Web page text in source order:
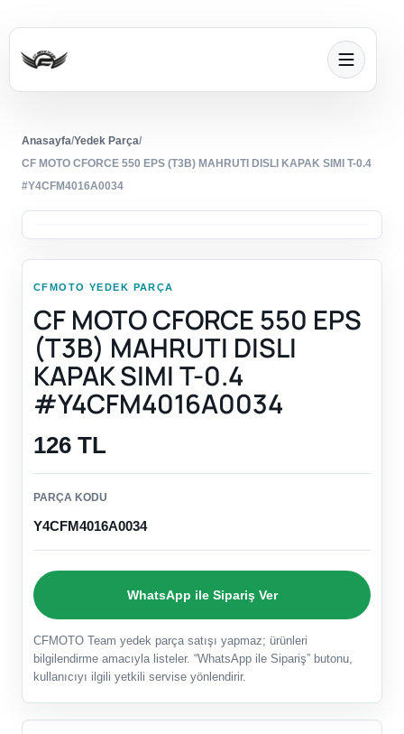
Anasayfa/Yedek Parça/
CF MOTO CFORCE 550 EPS (T3B) MAHRUTI DISLI KAPAK SIMI T-0.4
#Y4CFM4016A0034
CFMOTO YEDEK PARÇA
CF MOTO CFORCE 550 EPS
(T3B) MAHRUTI DISLI
KAPAK SIMI T-0.4
#Y4CFM4016A0034
126 TL
PARÇA KODU
Y4CFM4016A0034
WhatsApp ile Sipariş Ver
CFMOTO Team yedek parça satışı yapmaz; ürünleri
bilgilendirme amacıyla listeler. “WhatsApp ile Sipariş” butonu,
kullanıcıyı ilgili yetkili servise yönlendirir.